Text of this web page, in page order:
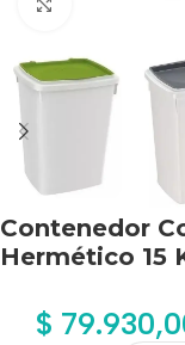
Contenedor
Hermético 15
$